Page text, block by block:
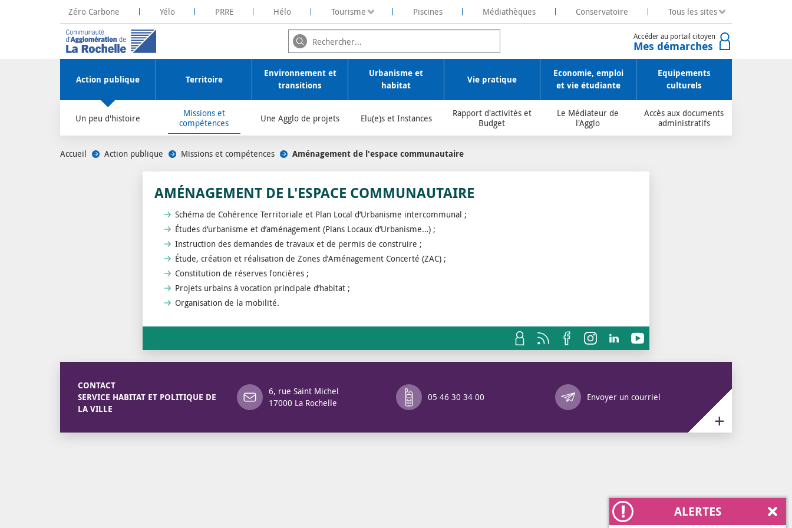
ALERTES
Zéro Carbone
La Rochelle Territoire Zéro Carbone
Yélo PRRE
Plateforme Rochelaise de Rénovation Energétique
Hélo Tourisme Piscines Médiathèques Conservatoire Tous les sites
Accéder au portail citoyen
Mes démarches
Action publique
Un peu d'histoire
Missions et
compétences
Une Agglo de projets Elu(e)s et Instances
Rapport d'activités et
Budget
Le Médiateur de
l'Agglo
Accès aux documents
administratifs
Territoire
Environnement et
transitions
Urbanisme et
habitat
Vie pratique
Economie, emploi
et vie étudiante
Equipements
culturels
Accueil Action publique Missions et compétences Aménagement de l'espace communautaire
AMÉNAGEMENT DE L'ESPACE COMMUNAUTAIRE
Schéma de Cohérence Territoriale et Plan Local d’Urbanisme intercommunal ;
Études d’urbanisme et d’aménagement (Plans Locaux d’Urbanisme…) ;
Instruction des demandes de travaux et de permis de construire ;
Étude, création et réalisation de Zones d’Aménagement Concerté (ZAC) ;
Constitution de réserves foncières ;
Projets urbains à vocation principale d’habitat ;
Organisation de la mobilité.
CONTACT
SERVICE HABITAT ET POLITIQUE DE
LA VILLE
6, rue Saint Michel
17000 La Rochelle
05 46 30 34 00 Envoyer un courriel
Annuaire des services